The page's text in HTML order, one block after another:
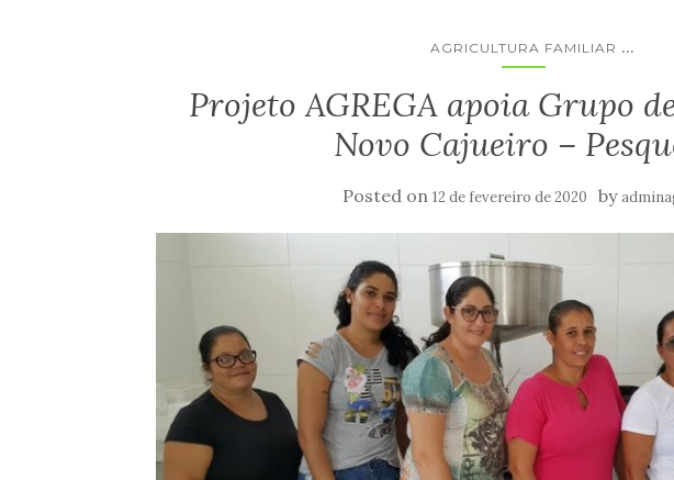
AGRICULTURA FAMILIAR ...
Projeto AGREGA apoia Grupo
Novo Cajueiro –
Posted on12 de fevereiro de 2020 by